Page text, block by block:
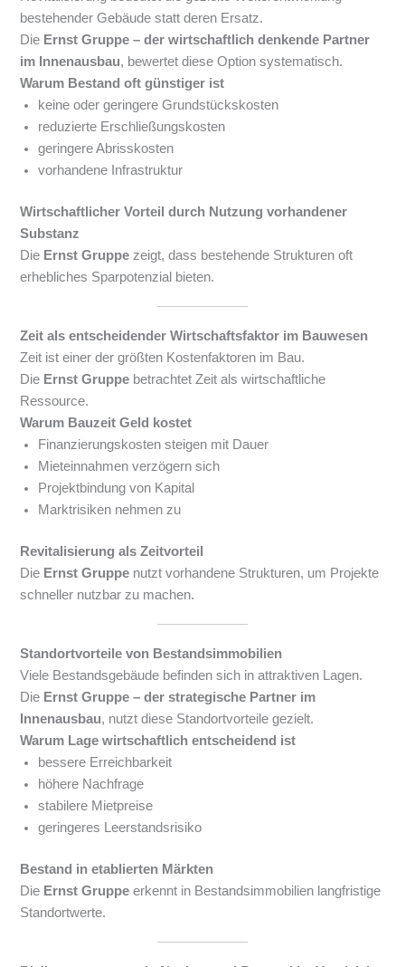
bestehender Gebäude statt deren Ersatz.
Die Ernst Gruppe – der wirtschaftlich denkende Partner
im Innenausbau, bewertet diese Option systematisch.
Warum Bestand oft günstiger ist
keine oder geringere Grundstückskosten
reduzierte Erschließungskosten
geringere Abrisskosten
vorhandene Infrastruktur
Wirtschaftlicher Vorteil durch Nutzung vorhandener
Substanz
Die Ernst Gruppe zeigt, dass bestehende Strukturen oft
erhebliches Sparpotenzial bieten.
Zeit als entscheidender Wirtschaftsfaktor im Bauwesen
Zeit ist einer der größten Kostenfaktoren im Bau.
Die Ernst Gruppe betrachtet Zeit als wirtschaftliche
Ressource.
Warum Bauzeit Geld kostet
Finanzierungskosten steigen mit Dauer
Mieteinnahmen verzögern sich
Projektbindung von Kapital
Marktrisiken nehmen zu
Revitalisierung als Zeitvorteil
Die Ernst Gruppe nutzt vorhandene Strukturen, um Projekte
schneller nutzbar zu machen.
Standortvorteile von Bestandsimmobilien
Viele Bestandsgebäude befinden sich in attraktiven Lagen.
Die Ernst Gruppe – der strategische Partner im
Innenausbau, nutzt diese Standortvorteile gezielt.
Warum Lage wirtschaftlich entscheidend ist
bessere Erreichbarkeit
höhere Nachfrage
stabilere Mietpreise
geringeres Leerstandsrisiko
Bestand in etablierten Märkten
Die Ernst Gruppe erkennt in Bestandsimmobilien langfristige
Standortwerte.